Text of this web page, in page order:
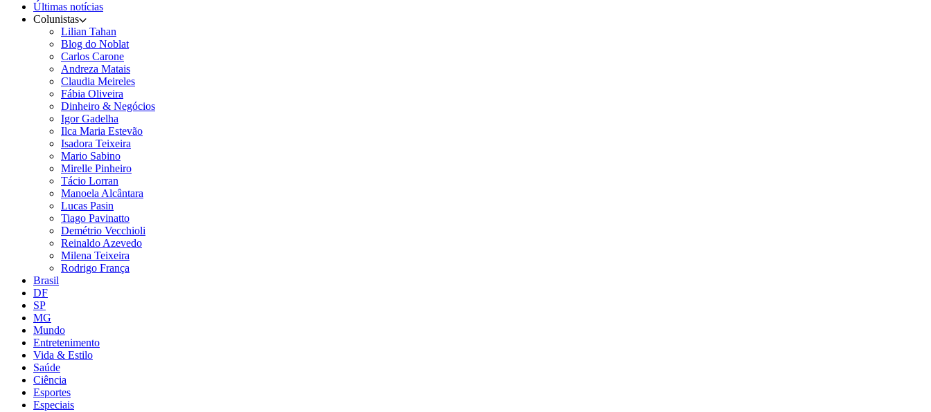
Últimas notícias
Colunistas
Lilian Tahan
Blog do Noblat
Carlos Carone
Andreza Matais
Claudia Meireles
Fábia Oliveira
Dinheiro & Negócios
Igor Gadelha
Ilca Maria Estevão
Isadora Teixeira
Mario Sabino
Mirelle Pinheiro
Tácio Lorran
Manoela Alcântara
Lucas Pasin
Tiago Pavinatto
Demétrio Vecchioli
Reinaldo Azevedo
Milena Teixeira
Rodrigo França
Brasil
DF
SP
MG
Mundo
Entretenimento
Vida & Estilo
Saúde
Ciência
Esportes
Especiais